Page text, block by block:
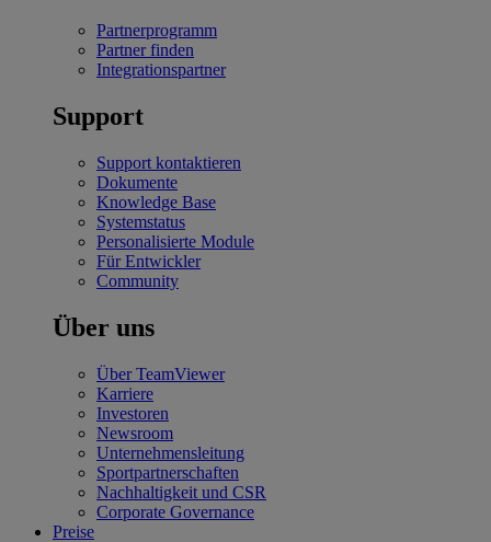
Partnerprogramm
Partner finden
Integrationspartner
Support
Support kontaktieren
Dokumente
Knowledge Base
Systemstatus
Personalisierte Module
Für Entwickler
Community
Über uns
Über TeamViewer
Karriere
Investoren
Newsroom
Unternehmensleitung
Sportpartnerschaften
Nachhaltigkeit und CSR
Corporate Governance
Preise